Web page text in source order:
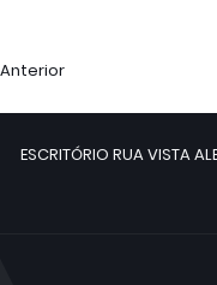
ESCRITÓRIO RUA VISTA